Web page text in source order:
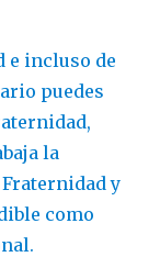
e incluso de
puedes
la
y
como